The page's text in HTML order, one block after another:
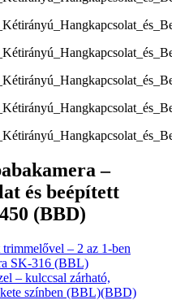
–
és beépített
(BBD)
– 2 az 1-ben
SK-316 (BBL)
– kulccsal zárható,
színben (BBL)(BBD)